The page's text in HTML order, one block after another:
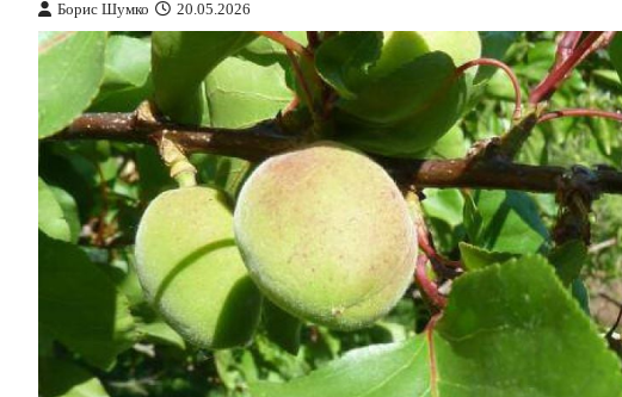
Борис Шумко 20.05.2026